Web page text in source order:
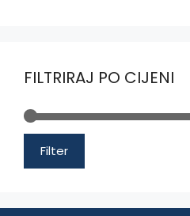
FILTRIRAJ PO CIJENI
Filter